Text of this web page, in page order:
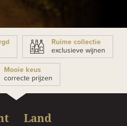
Ruime collectie
exclusieve wijnen
Mooie keus
correcte prijzen
Land